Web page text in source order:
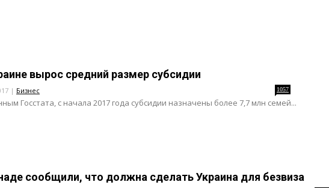
вырос средний размер субсидии
| Бизнес 1057
Госстата, с начала 2017 года субсидии назначены более 7,7 млн семей...
сообщили, что должна сделать Украина для безвиза